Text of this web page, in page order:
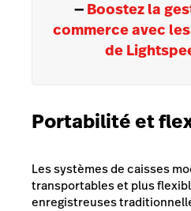
— Boostez la
commerce avec
de
Portabilité et
Les systèmes de caisses
transportables et plus
enregistreuses